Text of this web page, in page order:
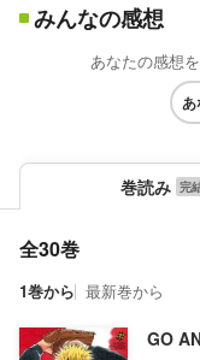
みんなの感想
あなたの感想
巻読み
全30巻
1巻から 最新巻から
GO